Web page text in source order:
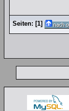
Seiten: [1]